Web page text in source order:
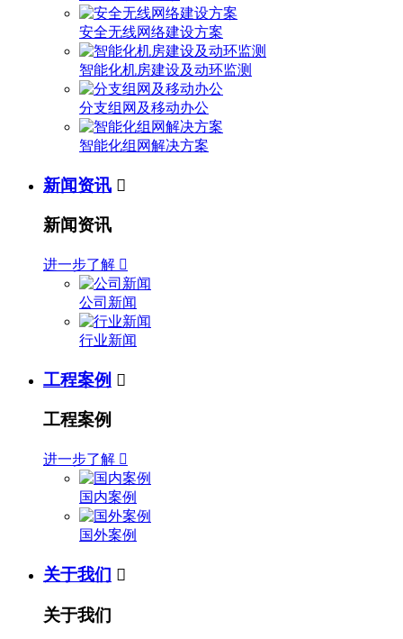
安全无线网络建设方案
智能化机房建设及动环监测
分支组网及移动办公
智能化组网解决方案
新闻资讯 
新闻资讯
进一步了解 
公司新闻
行业新闻
工程案例 
工程案例
进一步了解 
国内案例
国外案例
关于我们 
关于我们